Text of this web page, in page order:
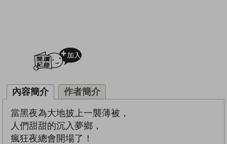
內容簡介 作者簡介
當黑夜為大地披上一襲薄被，
人們甜甜的沉入夢鄉，
瘋狂夜總會開場了！